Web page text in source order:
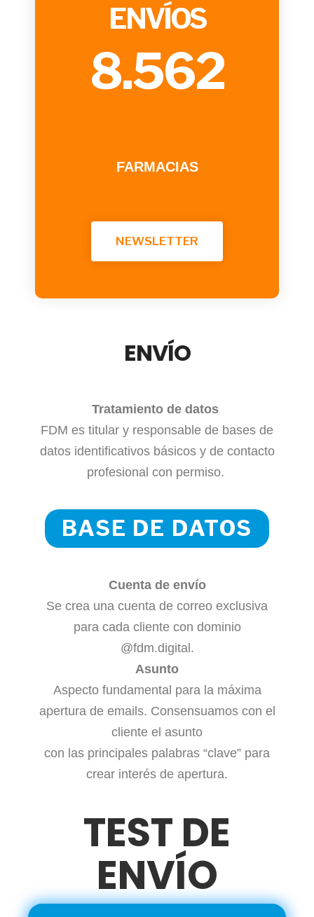
ENVÍOS
8.562
FARMACIAS
NEWSLETTER
ENVÍO
Tratamiento de datos
FDM es titular y responsable de bases de
datos identificativos básicos y de contacto
profesional con permiso.
BASE DE DATOS
Cuenta de envío
Se crea una cuenta de correo exclusiva
para cada cliente con dominio
@fdm.digital.
Asunto
Aspecto fundamental para la máxima
apertura de emails. Consensuamos con el
cliente el asunto
con las principales palabras “clave” para
crear interés de apertura.
TEST DE
ENVÍO